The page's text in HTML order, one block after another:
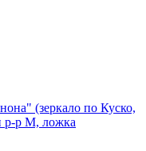
(зеркало по Куско,
р-р М, ложка